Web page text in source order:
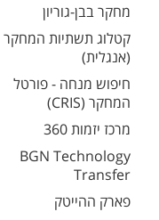
מחקר בבן-גוריון
קטלוג תשתיות המחקר
(אנגלית)
חיפוש מנחה - פורטל
המחקר (CRIS)
מרכז יזמות 360
BGN Technology
Transfer
פארק ההייטק